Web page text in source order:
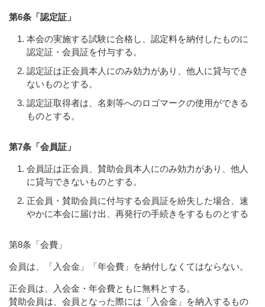
第6条「認定証」
本会の実施する試験に合格し、認定料を納付したものに
認定証・会員証を付与する。
認定証は正会員本人にのみ効力があり、他人に貸与でき
ないものとする。
認定証取得者は、名刺等へのロゴマークの使用ができる
ものとする。
第7条「会員証」
会員証は正会員、賛助会員本人にのみ効力があり、他人
に貸与できないものとする。
正会員・賛助会員に付与する会員証を紛失した場合、速
やかに本会に届け出、再発行の手続きをするものとする
第8条「会費」
会員は、「入会金」「年会費」を納付しなくてはならない。
正会員は、入会金・年会費ともに無料とする。
賛助会員は、会員となった際には「入会金」を納入するもの